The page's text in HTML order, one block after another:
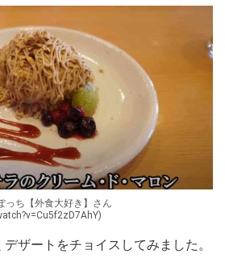
っち【外食大好き】さん
ザートをチョイスしてみました。